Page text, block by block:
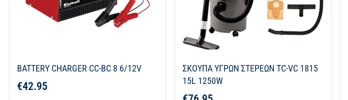
BATTERY CHARGER CC-BC 8 6/12V
€42.95
ΣΚΟΥΠΑ ΥΓΡΩΝ ΣΤΕΡΕΩΝ TC-VC 1815
15L 1250W